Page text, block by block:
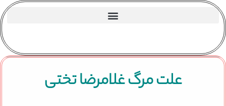
علت مرگ غلامرضا تختی